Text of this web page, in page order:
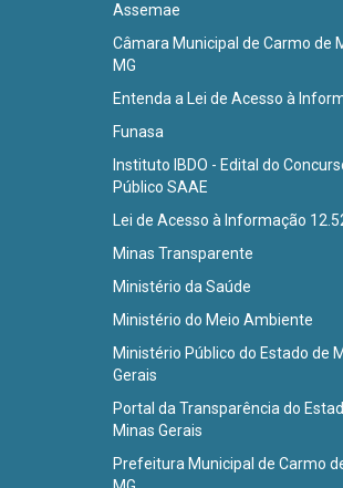
Assemae
Câmara Municipal de Carmo de
MG
Entenda a Lei de Acesso à
Funasa
Instituto IBDO - Edital do
Público SAAE
Lei de Acesso à Informação
Minas Transparente
Ministério da Saúde
Ministério do Meio Ambiente
Ministério Público do Estado de
Gerais
Portal da Transparência do
Minas Gerais
Prefeitura Municipal de Carmo